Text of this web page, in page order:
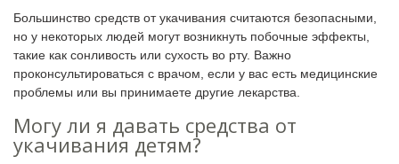
Большинство средств от укачивания считаются безопасными,
но у некоторых людей могут возникнуть побочные эффекты,
такие как сонливость или сухость во рту. Важно
проконсультироваться с врачом, если у вас есть медицинские
проблемы или вы принимаете другие лекарства.
Могу ли я давать средства от
укачивания детям?